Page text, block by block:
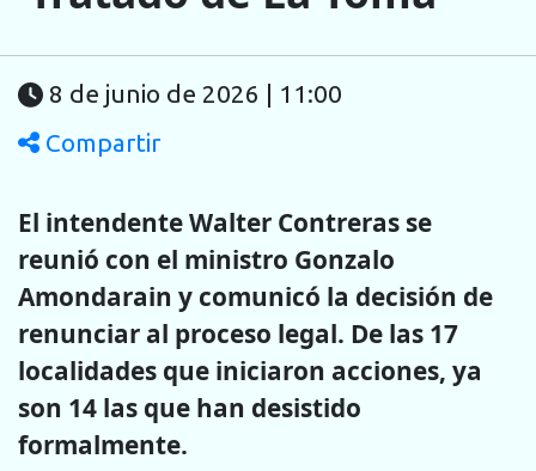
8 de junio de 2026 | 11:00
Compartir
El intendente Walter Contreras se
reunió con el ministro Gonzalo
Amondarain y comunicó la decisión de
renunciar al proceso legal. De las 17
localidades que iniciaron acciones, ya
son 14 las que han desistido
formalmente.